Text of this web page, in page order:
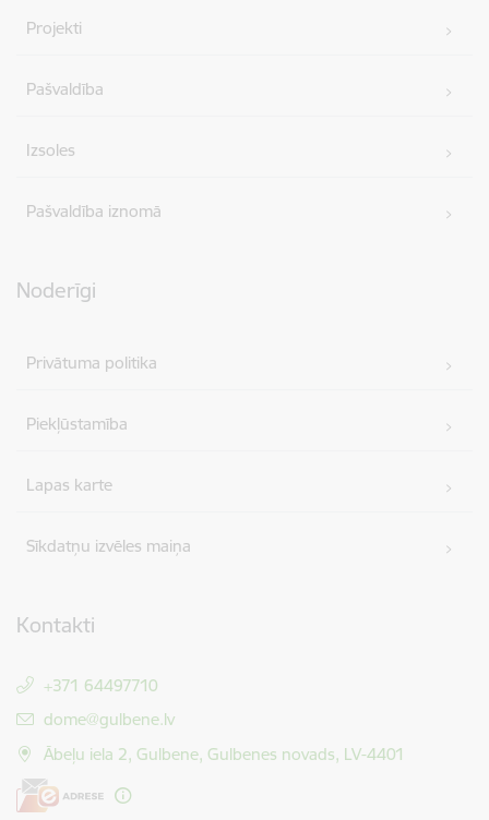
Projekti
Pašvaldība
Izsoles
Pašvaldība iznomā
Noderīgi
Privātuma politika
Piekļūstamība
Lapas karte
Sīkdatņu izvēles maiņa
Kontakti
+371 64497710
E-pasts:
dome@gulbene.lv
Ābeļu iela 2, Gulbene, Gulbenes novads, LV-4401